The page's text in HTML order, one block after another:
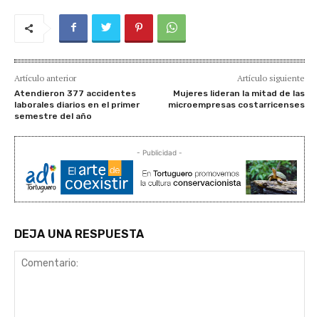
Artículo anterior
Atendieron 377 accidentes
laborales diarios en el primer
semestre del año
Artículo siguiente
Mujeres lideran la mitad de las
microempresas costarricenses
- Publicidad -
DEJA UNA RESPUESTA